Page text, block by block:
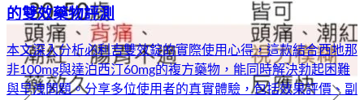
的雙效藥物評測
本文深入分析必利吉雙效錠的實際使用心得，這款結合西地那
非100mg與達泊西汀60mg的複方藥物，能同時解決勃起困難
與早洩問題。分享多位使用者的真實體驗，包括效果評價、副